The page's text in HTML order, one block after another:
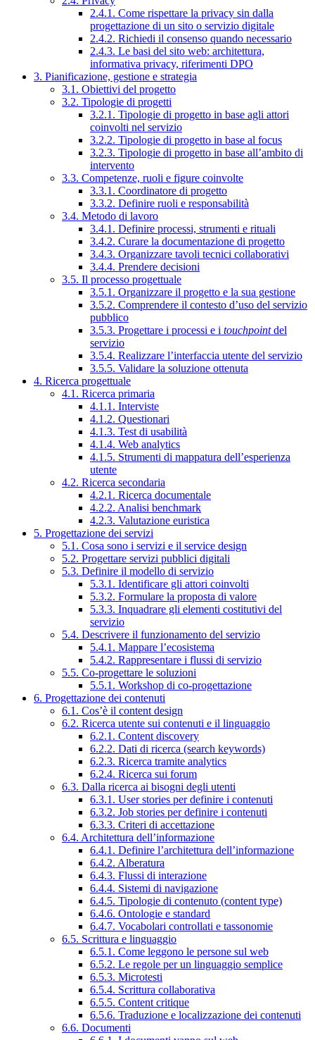
2.4.1. Come rispettare la privacy sin dalla
progettazione di un sito o servizio digitale
2.4.2. Richiedi il consenso quando necessario
2.4.3. Le basi del sito web: architettura,
informativa privacy, riferimenti DPO
3. Pianificazione, gestione e strategia
3.1. Obiettivi del progetto
3.2. Tipologie di progetti
3.2.1. Tipologie di progetto in base agli attori
coinvolti nel servizio
3.2.2. Tipologie di progetto in base al focus
3.2.3. Tipologie di progetto in base all’ambito di
intervento
3.3. Competenze, ruoli e figure coinvolte
3.3.1. Coordinatore di progetto
3.3.2. Definire ruoli e responsabilità
3.4. Metodo di lavoro
3.4.1. Definire processi, strumenti e rituali
3.4.2. Curare la documentazione di progetto
3.4.3. Organizzare tavoli tecnici collaborativi
3.4.4. Prendere decisioni
3.5. Il processo progettuale
3.5.1. Organizzare il progetto e la sua gestione
3.5.2. Comprendere il contesto d’uso del servizio
pubblico
3.5.3. Progettare i processi e i touchpointdel
servizio
3.5.4. Realizzare l’interfaccia utente del servizio
3.5.5. Validare la soluzione ottenuta
4. Ricerca progettuale
4.1. Ricerca primaria
4.1.1. Interviste
4.1.2. Questionari
4.1.3. Test di usabilità
4.1.4. Web analytics
4.1.5. Strumenti di mappatura dell’esperienza
utente
4.2. Ricerca secondaria
4.2.1. Ricerca documentale
4.2.2. Analisi benchmark
4.2.3. Valutazione euristica
5. Progettazione dei servizi
5.1. Cosa sono i servizi e il service design
5.2. Progettare servizi pubblici digitali
5.3. Definire il modello di servizio
5.3.1. Identificare gli attori coinvolti
5.3.2. Formulare la proposta di valore
5.3.3. Inquadrare gli elementi costitutivi del
servizio
5.4. Descrivere il funzionamento del servizio
5.4.1. Mappare l’ecosistema
5.4.2. Rappresentare i flussi di servizio
5.5. Co-progettare le soluzioni
5.5.1. Workshop di co-progettazione
6. Progettazione dei contenuti
6.1. Cos’è il content design
6.2. Ricerca utente sui contenuti e il linguaggio
6.2.1. Content discovery
6.2.2. Dati di ricerca (search keywords)
6.2.3. Ricerca tramite analytics
6.2.4. Ricerca sui forum
6.3. Dalla ricerca ai bisogni degli utenti
6.3.1. User stories per definire i contenuti
6.3.2. Job stories per definire i contenuti
6.3.3. Criteri di accettazione
6.4. Architettura dell’informazione
6.4.1. Definire l’architettura dell’informazione
6.4.2. Alberatura
6.4.3. Flussi di interazione
6.4.4. Sistemi di navigazione
6.4.5. Tipologie di contenuto (content type)
6.4.6. Ontologie e standard
6.4.7. Vocabolari controllati e tassonomie
6.5. Scrittura e linguaggio
6.5.1. Come leggono le persone sul web
6.5.2. Le regole per un linguaggio semplice
6.5.3. Microtesti
6.5.4. Scrittura collaborativa
6.5.5. Content critique
6.5.6. Traduzione e localizzazione dei contenuti
6.6. Documenti